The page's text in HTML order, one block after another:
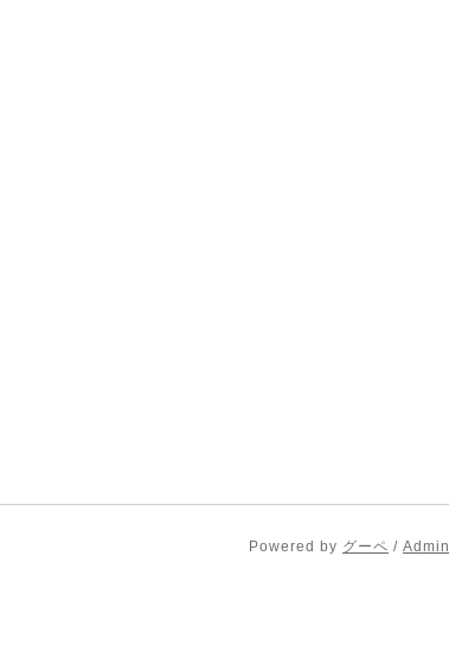
Powered by グーペ / Admin